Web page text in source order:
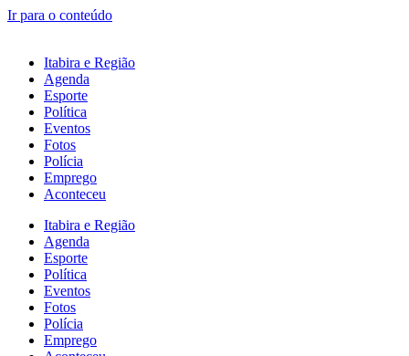
Ir para o conteúdo
Itabira e Região
Agenda
Esporte
Política
Eventos
Fotos
Polícia
Emprego
Aconteceu
Itabira e Região
Agenda
Esporte
Política
Eventos
Fotos
Polícia
Emprego